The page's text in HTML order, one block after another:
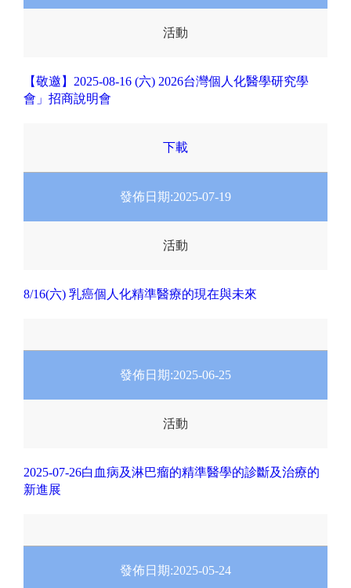
活動
【敬邀】2025-08-16 (六) 2026台灣個人化醫學研究學
會」招商說明會
下載
發佈日期:2025-07-19
活動
8/16(六) 乳癌個人化精準醫療的現在與未來
發佈日期:2025-06-25
活動
2025-07-26白血病及淋巴瘤的精準醫學的診斷及治療的
新進展
發佈日期:2025-05-24